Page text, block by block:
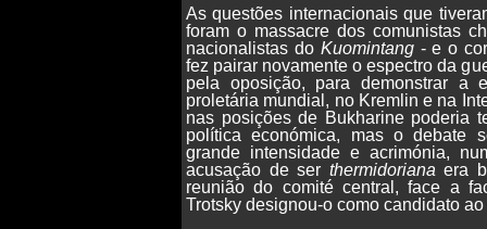
As questões internacionais que
foram o massacre dos comunistas
nacionalistas do Kuomintang- e o
fez pairar novamente o espectro da
pela oposição, para demonstrar a
proletária mundial, no Kremlin e na
nas posições de Bukharine poderia
política económica, mas o debate
grande intensidade e acrimónia,
acusação de ser thermidoriana era
reunião do comité central, face a
Trotsky designou-o como candidato